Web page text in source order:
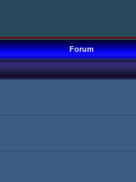
Forum